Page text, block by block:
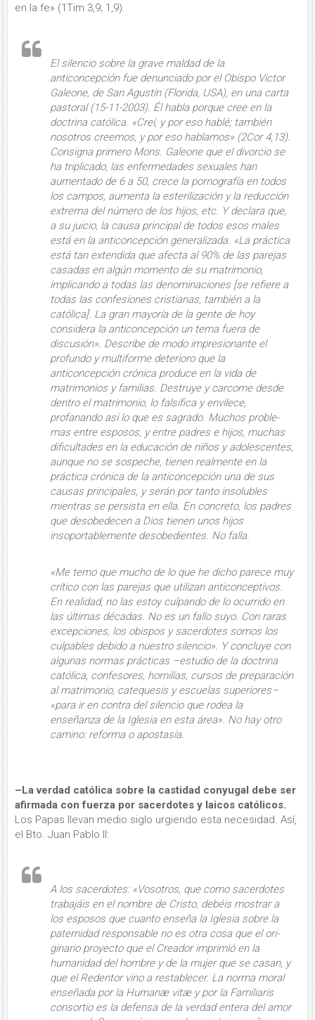
en la fe» (1Tim 3,9; 1,9).
El silencio sobre la grave maldad de la
anticoncepciónfue denunciado por el Obispo Victor
Galeone, de San Agustín (Florida, USA), en una carta
pastoral (15-11-2003). Élhabla porque creeen la
doctrina católica. «Creí, y por eso hablé; también
nosotros creemos, y por eso hablamos» (2Cor 4,13).
Consigna primero Mons. Galeone que el divorcio se
ha triplicado, las enfermedades sexuales han
aumentado de 6 a 50, crece la pornografía en todos
los campos, aumenta la esterilización y la reducción
extrema del número de los hijos, etc. Y declara que,
a su juicio, la causa principal de todos esos males
está en la anticoncepción generalizada. «La práctica
está tan extendida que afecta al 90% de las parejas
casadas en algún momento de su matrimonio,
implicando a todas las denominaciones [se refiere a
todas las confesiones cristianas, también a la
católica]. La gran mayoría de la gente de hoy
considera la anticoncepción un tema fuera de
discusión». Describe de modo impresionante el
profundo y multiforme deterioro que la
anticoncepción crónica produce en la vida de
matrimonios y familias. Destruye y carcome desde
dentro el matrimonio, lo falsifica y envilece,
profanando así lo que es sagrado. Muchos proble­
mas entre esposos, y entre padres e hi­jos, muchas
dificultades en la educación de niños y adolescentes,
aunque no se sospeche, tienen re­almente en la
práctica crónica de la anti­concepción una de sus
causas principa­les, y serán por tanto insolubles
mien­tras se persista en ella. En concreto, los padres
que desobedecen a Dios tienen unos hijos
insoportablemente desobedientes. No falla.
«Me temo que mucho de lo que he dicho parece muy
crítico con las parejas que utilizan anticonceptivos.
En realidad, no las estoy culpando de lo ocurrido en
las últimas décadas. No es un fallo suyo. Con raras
excepciones, los obispos y sacerdotes somos los
culpables debido a nuestro silencio». Y concluye con
algunas normas prácticas –estudio de la doctrina
católica, confesores, homilías, cursos de preparación
al matrimonio, catequesis y escuelas superiores–
«para ir en contra del silencio que rodea la
enseñanza de la Iglesia en esta área». No hay otro
camino: reforma o apostasía.
–La verdad católica sobre la castidad conyugal debe ser
afirmada con fuerza por sacerdotes y laicos católicos.
Los Papas llevan medio siglo urgiendo esta necesidad. Así,
el Bto. Juan Pablo II:
A los sacerdotes: «Vosotros, que como sacer­dotes
traba­jáis en el nombre de Cristo, debéis mostrar a
los esposos que cuanto enseña la Iglesia sobre la
paternidad responsa­ble no es otra cosa que el ori­
ginario proyecto que el Creador impri­mió en la
humanidad del hombre y de la mujer que se casan, y
que el Redentor vino a restablecer. La norma moral
en­señada por la Humanæ vitæy por la Familia­ris
consortioes la defensa de la verdad entera del amor